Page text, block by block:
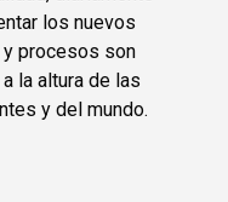
los nuevos
procesos son
la altura de las
y del mundo.